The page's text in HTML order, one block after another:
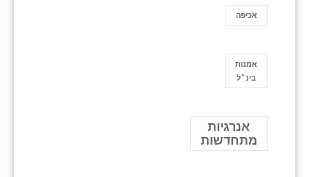
אכיפה
אמנות
בינ״ל
אנרגיות
מתחדשות